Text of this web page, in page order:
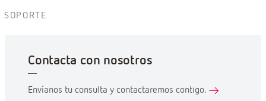
SOPORTE
Contacta con nosotros
Envíanos tu consulta y contactaremos contigo.